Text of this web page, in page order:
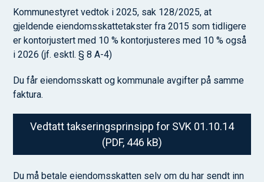
Kommunestyret vedtok i 2025, sak 128/2025, at
gjeldende eiendomsskattetakster fra 2015 som tidligere
er kontorjustert med 10 % kontorjusteres med 10 % også
i 2026 (jf. esktl. § 8 A-4)
Du får eiendomsskatt og kommunale avgifter på samme
faktura.
Vedtatt takseringsprinsipp for SVK 01.10.14
(PDF, 446 kB)
Du må betale eiendomsskatten selv om du har sendt inn